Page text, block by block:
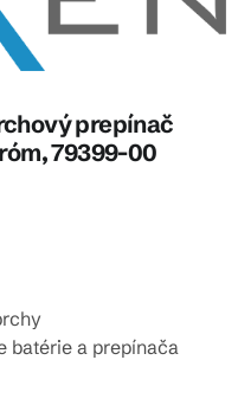
prepínač
79399-00
batérie a prepínača